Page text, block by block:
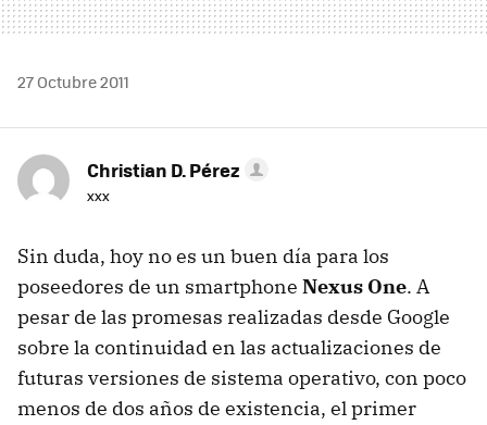
27 Octubre 2011
Christian D. Pérez
xxx
Sin duda, hoy no es un buen día para los
poseedores de un smartphone Nexus One. A
pesar de las promesas realizadas desde Google
sobre la continuidad en las actualizaciones de
futuras versiones de sistema operativo, con poco
menos de dos años de existencia, el primer